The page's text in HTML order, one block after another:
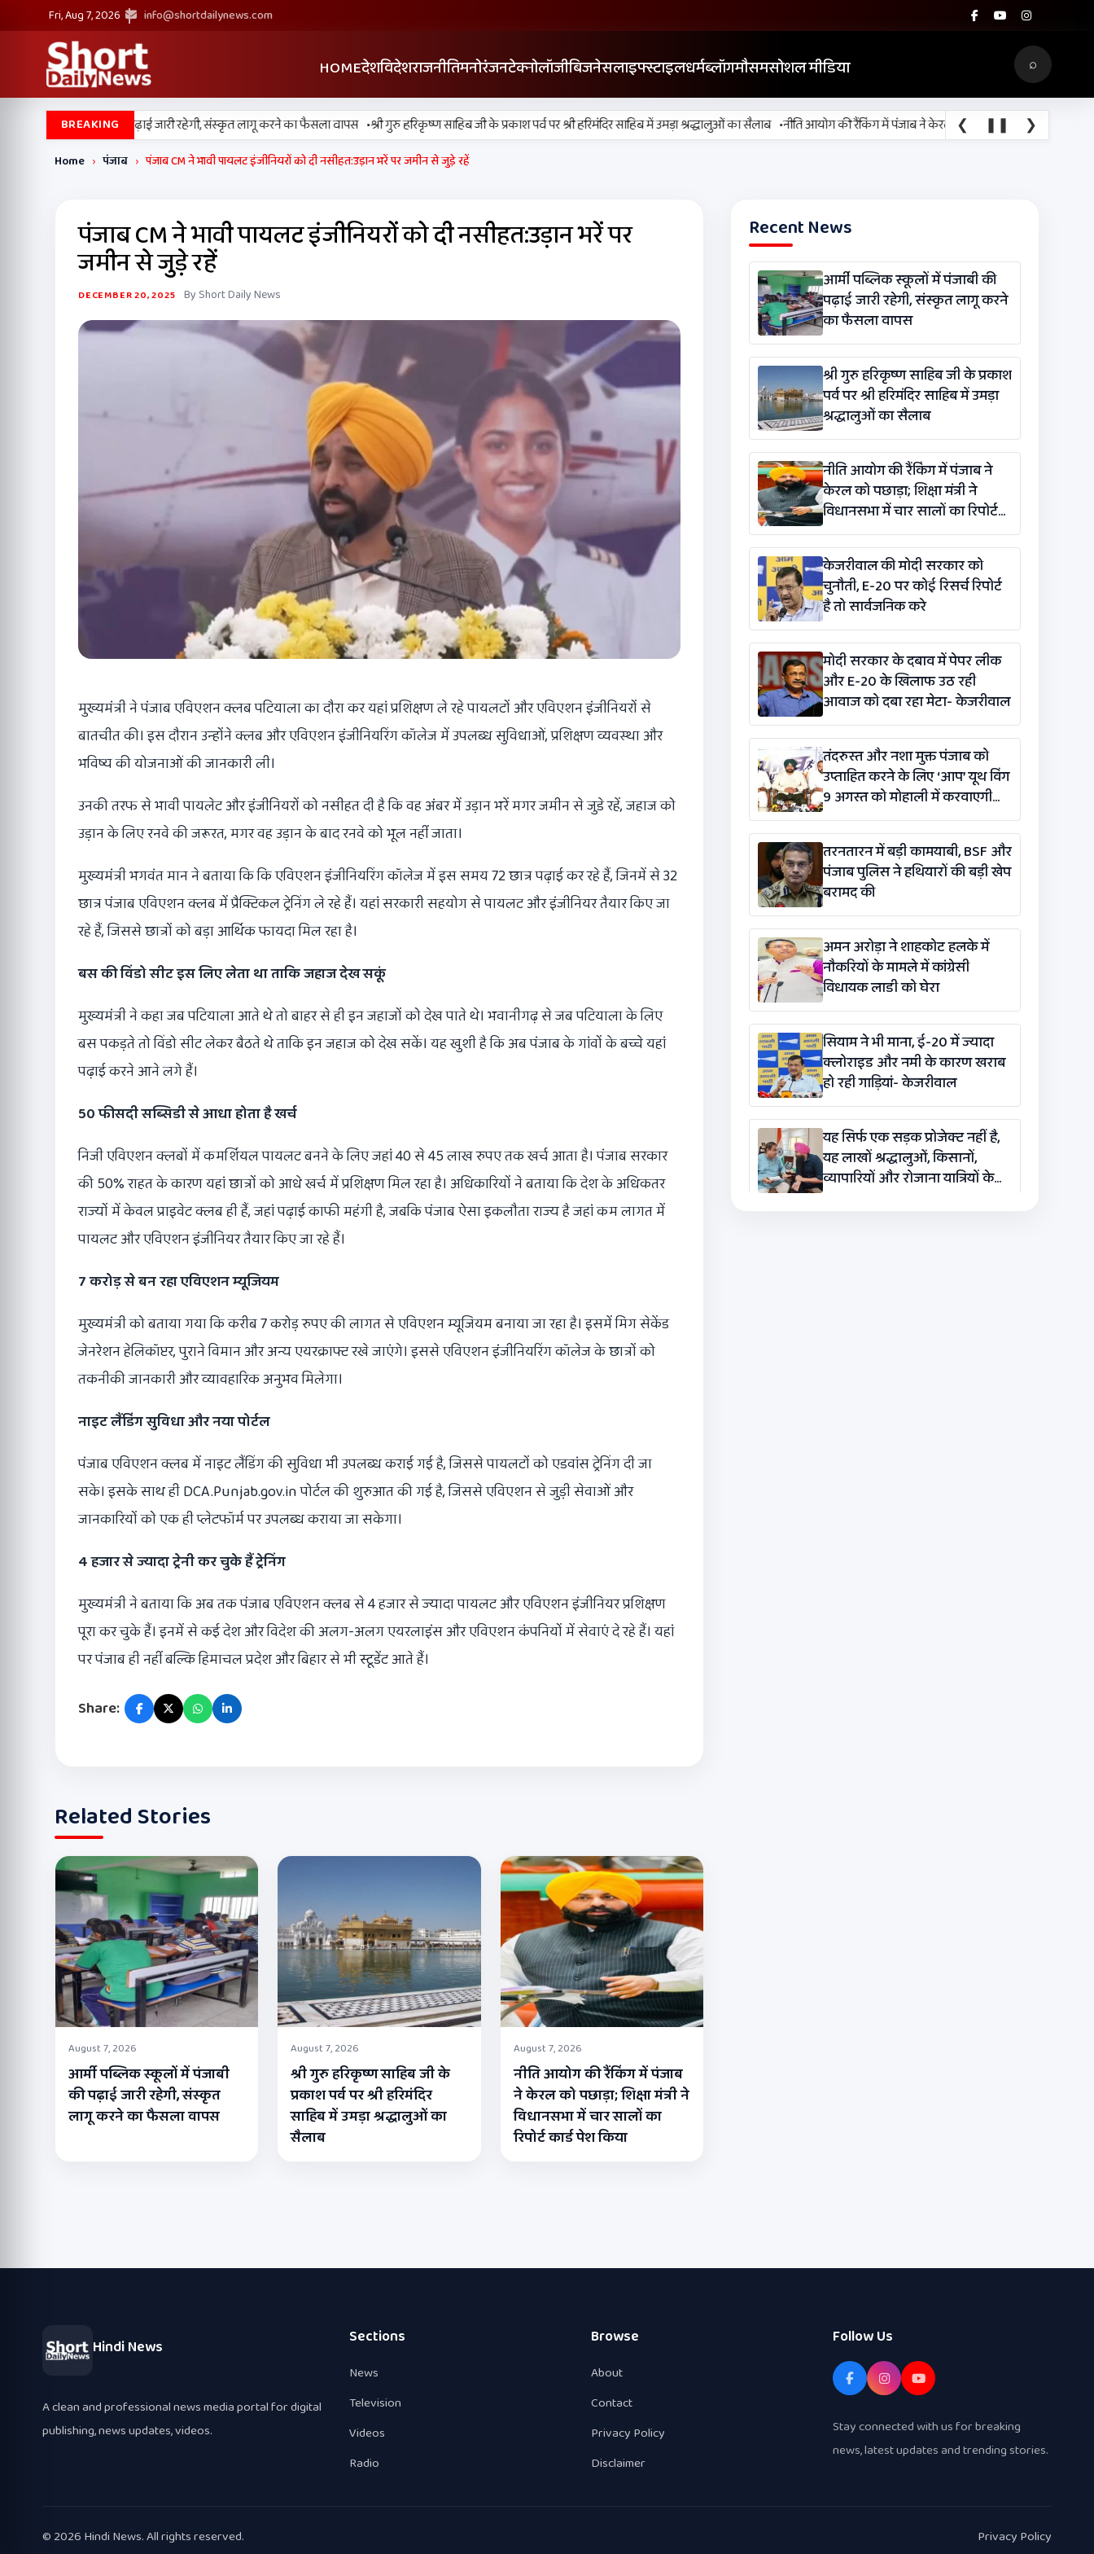
Fri, Aug 7, 2026 info@shortdailynews.com
HOMEदेशविदेशराजनीतिमनोरंजनटेक्नोलॉजीबिजनेसलाइफ्स्टाइलधर्मब्लॉगमौसमसोशल मीडिया ⌕
BREAKING
स्कूलों में पंजाबी की पढ़ाई जारी रहेगी, संस्कृत लागू करने का फैसला वापस •श्री गुरु हरिकृष्ण साहिब जी के प्रकाश पर्व पर श्री हरिमंदिर साहिब में उमड़ा श्रद्धालुओं का सैलाब •नीति आयोग की रैंकिंग में पंजाब ने केरल को पछाड़ा; शिक्षा मंत्री ने विधानसभा में
❮ ❚❚ ❯
Home › पंजाब › पंजाब CM ने भावी पायलट इंजीनियरों को दी नसीहत:उड़ान भरें पर जमीन से जुड़े रहें
पंजाब CM ने भावी पायलट इंजीनियरों को दी नसीहत:उड़ान भरें पर
जमीन से जुड़े रहें
DECEMBER 20, 2025 By Short Daily News
मुख्यमंत्री ने पंजाब एविएशन क्लब पटियाला का दौरा कर यहां प्रशिक्षण ले रहे पायलटों और एविएशन इंजीनियरों से
बातचीत की। इस दौरान उन्होंने क्लब और एविएशन इंजीनियरिंग कॉलेज में उपलब्ध सुविधाओं, प्रशिक्षण व्यवस्था और
भविष्य की योजनाओं की जानकारी ली।
उनकी तरफ से भावी पायलेट और इंजीनियरों को नसीहत दी है कि वह अंबर में उड़ान भरें मगर जमीन से जुडे रहें, जहाज को
उड़ान के लिए रनवे की जरूरत, मगर वह उड़ान के बाद रनवे को भूल नहीं जाता।
मुख्यमंत्री भगवंत मान ने बताया कि कि एविएशन इंजीनियरिंग कॉलेज में इस समय 72 छात्र पढ़ाई कर रहे हैं, जिनमें से 32
छात्र पंजाब एविएशन क्लब में प्रैक्टिकल ट्रेनिंग ले रहे हैं। यहां सरकारी सहयोग से पायलट और इंजीनियर तैयार किए जा
रहे हैं, जिससे छात्रों को बड़ा आर्थिक फायदा मिल रहा है।
बस की विंडो सीट इस लिए लेता था ताकि जहाज देख सकूं
मुख्यमंत्री ने कहा जब पटियाला आते थे तो बाहर से ही इन जहाजों को देख पाते थे। भवानीगढ़ से जब पटियाला के लिए
बस पकड़ते तो विंडो सीट लेकर बैठते थे ताकि इन जहाज को देख सकें। यह खुशी है कि अब पंजाब के गांवों के बच्चे यहां
पढ़ाई करने आने लगे हैं।
50 फीसदी सब्सिडी से आधा होता है खर्च
निजी एविएशन क्लबों में कमर्शियल पायलट बनने के लिए जहां 40 से 45 लाख रुपए तक खर्च आता है। पंजाब सरकार
की 50% राहत के कारण यहां छात्रों को आधे खर्च में प्रशिक्षण मिल रहा है। अधिकारियों ने बताया कि देश के अधिकतर
राज्यों में केवल प्राइवेट क्लब ही हैं, जहां पढ़ाई काफी महंगी है, जबकि पंजाब ऐसा इकलौता राज्य है जहां कम लागत में
पायलट और एविएशन इंजीनियर तैयार किए जा रहे हैं।
7 करोड़ से बन रहा एविएशन म्यूजियम
मुख्यमंत्री को बताया गया कि करीब 7 करोड़ रुपए की लागत से एविएशन म्यूजियम बनाया जा रहा है। इसमें मिग सेकेंड
जेनरेशन हेलिकॉप्टर, पुराने विमान और अन्य एयरक्राफ्ट रखे जाएंगे। इससे एविएशन इंजीनियरिंग कॉलेज के छात्रों को
तकनीकी जानकारी और व्यावहारिक अनुभव मिलेगा।
नाइट लैंडिंग सुविधा और नया पोर्टल
पंजाब एविएशन क्लब में नाइट लैंडिंग की सुविधा भी उपलब्ध कराई गई है, जिससे पायलटों को एडवांस ट्रेनिंग दी जा
सके। इसके साथ ही DCA.Punjab.gov.in पोर्टल की शुरुआत की गई है, जिससे एविएशन से जुड़ी सेवाओं और
जानकारियों को एक ही प्लेटफॉर्म पर उपलब्ध कराया जा सकेगा।
4 हजार से ज्यादा ट्रेनी कर चुके हैं ट्रेनिंग
मुख्यमंत्री ने बताया कि अब तक पंजाब एविएशन क्लब से 4 हजार से ज्यादा पायलट और एविएशन इंजीनियर प्रशिक्षण
पूरा कर चुके हैं। इनमें से कई देश और विदेश की अलग-अलग एयरलाइंस और एविएशन कंपनियों में सेवाएं दे रहे हैं। यहां
पर पंजाब ही नहीं बल्कि हिमाचल प्रदेश और बिहार से भी स्टूडेंट आते हैं।
Share:
Related Stories
August 7, 2026
आर्मी पब्लिक स्कूलों में पंजाबी
की पढ़ाई जारी रहेगी, संस्कृत
लागू करने का फैसला वापस
August 7, 2026
श्री गुरु हरिकृष्ण साहिब जी के
प्रकाश पर्व पर श्री हरिमंदिर
साहिब में उमड़ा श्रद्धालुओं का
सैलाब
August 7, 2026
नीति आयोग की रैंकिंग में पंजाब
ने केरल को पछाड़ा; शिक्षा मंत्री ने
विधानसभा में चार सालों का
रिपोर्ट कार्ड पेश किया
Recent News
आर्मी पब्लिक स्कूलों में पंजाबी की
पढ़ाई जारी रहेगी, संस्कृत लागू करने
का फैसला वापस
श्री गुरु हरिकृष्ण साहिब जी के प्रकाश
पर्व पर श्री हरिमंदिर साहिब में उमड़ा
श्रद्धालुओं का सैलाब
नीति आयोग की रैंकिंग में पंजाब ने
केरल को पछाड़ा; शिक्षा मंत्री ने
विधानसभा में चार सालों का रिपोर्ट
कार्ड पेश किया
केजरीवाल की मोदी सरकार को
चुनौती, E-20 पर कोई रिसर्च रिपोर्ट
है तो सार्वजनिक करे
मोदी सरकार के दबाव में पेपर लीक
और E-20 के खिलाफ उठ रही
आवाज को दबा रहा मेटा- केजरीवाल
तंदरुस्त और नशा मुक्त पंजाब को
उप्ताहित करने के लिए ‘आप’ यूथ विंग
9 अगस्त को मोहाली में करवाएगी
मैराथन
तरनतारन में बड़ी कामयाबी, BSF और
पंजाब पुलिस ने हथियारों की बड़ी खेप
बरामद की
अमन अरोड़ा ने शाहकोट हलके में
नौकरियों के मामले में कांग्रेसी
विधायक लाडी को घेरा
सियाम ने भी माना, ई-20 में ज्यादा
क्लोराइड और नमी के कारण खराब
हो रही गाड़ियां- केजरीवाल
यह सिर्फ एक सड़क प्रोजेक्ट नहीं है,
यह लाखों श्रद्धालुओं, किसानों,
व्यापारियों और रोजाना यात्रियों के
Hindi News
A clean and professional news media portal for digital
publishing, news updates, videos.
Sections
News
Television
Videos
Radio
Browse
About
Contact
Privacy Policy
Disclaimer
Follow Us
Stay connected with us for breaking
news, latest updates and trending stories.
© 2026 Hindi News. All rights reserved. Privacy Policy